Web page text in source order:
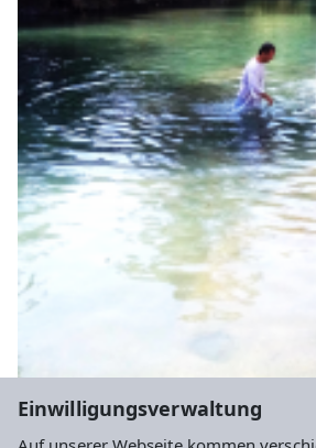
Einwilligungsverwaltung